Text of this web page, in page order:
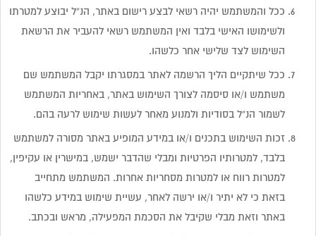
ככל והמשתמש יהיה רשאי לבצע רישום באתר, הנ”ל יבוצע למטרתו
ולשימושו האישי בלבד ואין המשתמש רשאי להעביר את הרשאת
השימוש לצד שלישי אחר כלשהו.
ככל שיתקיים הליך הרשמה לאתר במסגרתו יקבל המשתמש שם
משתמש ו/או סיסמה לצורך השימוש באתר, באחריות המשתמש
לשמור הנ”ל בסודיות ולמנוע מאחר לעשות שימוש לרעה בהם.
זכות השימוש בתכנים ו/או במידע המופיע באתר מסורה למשתמש
בלבד, למטרותיו הפרטיות ומבלי שהדבר ישמש, במישרין או עקיפין,
למטרות רווח או למטרות מסחריות אחרות. המשתמש מתחייב
בזאת כי לא יתיר ו/או ירשה לאחר, עשיית שימוש במידע כלשהו
באתר וזאת מבלי שקיבל את הסכמת המפעילה, מראש ובכתב.